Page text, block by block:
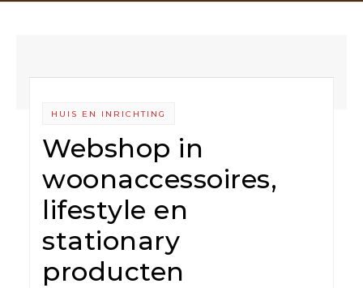
HUIS EN INRICHTING
Webshop in
woonaccessoires,
lifestyle en
stationary
producten